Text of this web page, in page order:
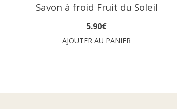
Savon à froid Fruit du Soleil
5.90€
AJOUTER AU PANIER